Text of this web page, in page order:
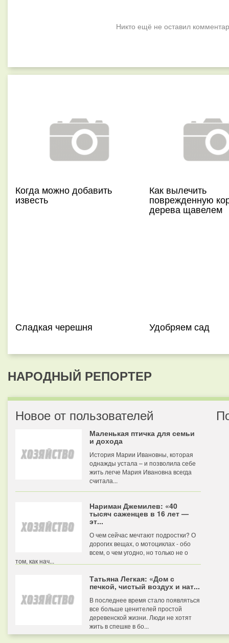
Никто ещё не оставил
Когда можно добавить
известь
Как вылечить
поврежденную
дерева щавелем
Сладкая черешня Удобряем сад
НАРОДНЫЙ РЕПОРТЕР
Новое от пользователей
Маленькая птичка для семьи
и дохода
История Марии Ивановны, которая
однажды устала – и позволила себе
жить легче Мария Ивановна всегда
считала...
Нариман Джемилев: «40
тысяч саженцев в 16 лет —
эт...
О чем сейчас мечтают подростки? О
дорогих вещах, о мотоциклах - обо
всем, о чем угодно, но только не о
том, как нач...
Татьяна Легкая: «Дом с
печкой, чистый воздух и нат...
В последнее время стало появляться
все больше ценителей простой
деревенской жизни. Люди не хотят
жить в спешке в бо...